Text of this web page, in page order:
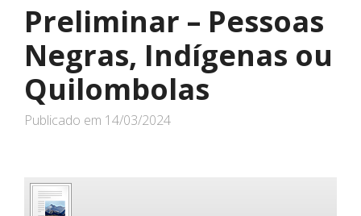
Preliminar – Pessoas
Negras, Indígenas ou
Quilombolas
Publicado em 14/03/2024